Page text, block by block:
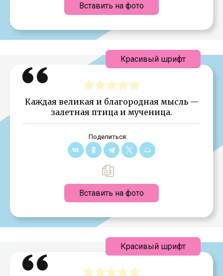
Вставить на фото
Каждая великая и благородная мысль —
залетная птица и мученица.
Поделиться:
Вставить на фото
Красивый шрифт
Красивый шрифт